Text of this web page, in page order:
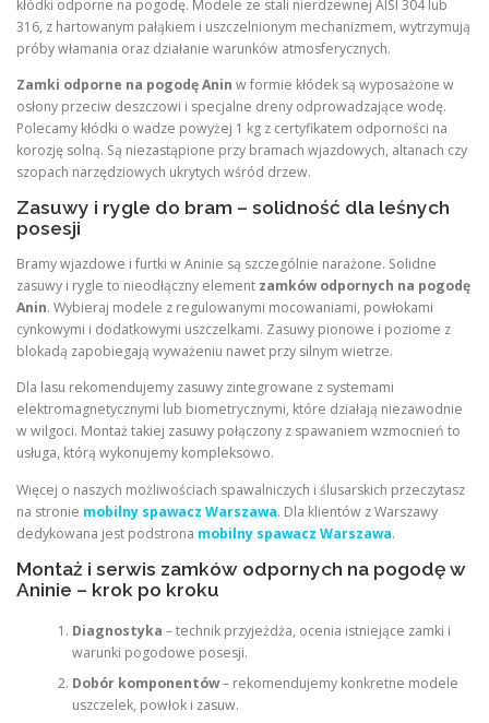
kłódki odporne na pogodę. Modele ze stali nierdzewnej AISI 304 lub
316, z hartowanym pałąkiem i uszczelnionym mechanizmem, wytrzymują
próby włamania oraz działanie warunków atmosferycznych.
Zamki odporne na pogodę Anin w formie kłódek są wyposażone w
osłony przeciw deszczowi i specjalne dreny odprowadzające wodę.
Polecamy kłódki o wadze powyżej 1 kg z certyfikatem odporności na
korozję solną. Są niezastąpione przy bramach wjazdowych, altanach czy
szopach narzędziowych ukrytych wśród drzew.
Zasuwy i rygle do bram – solidność dla leśnych
posesji
Bramy wjazdowe i furtki w Aninie są szczególnie narażone. Solidne
zasuwy i rygle to nieodłączny element zamków odpornych na pogodę
Anin. Wybieraj modele z regulowanymi mocowaniami, powłokami
cynkowymi i dodatkowymi uszczelkami. Zasuwy pionowe i poziome z
blokadą zapobiegają wyważeniu nawet przy silnym wietrze.
Dla lasu rekomendujemy zasuwy zintegrowane z systemami
elektromagnetycznymi lub biometrycznymi, które działają niezawodnie
w wilgoci. Montaż takiej zasuwy połączony z spawaniem wzmocnień to
usługa, którą wykonujemy kompleksowo.
Więcej o naszych możliwościach spawalniczych i ślusarskich przeczytasz
na stronie mobilny spawacz Warszawa. Dla klientów z Warszawy
dedykowana jest podstrona mobilny spawacz Warszawa.
Montaż i serwis zamków odpornych na pogodę w
Aninie – krok po kroku
Diagnostyka – technik przyjeżdża, ocenia istniejące zamki i
warunki pogodowe posesji.
Dobór komponentów– rekomendujemy konkretne modele
uszczelek, powłok i zasuw.